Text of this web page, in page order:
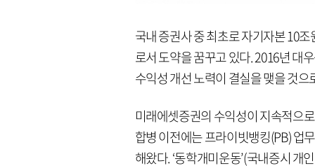
국내 증권사 중 최초로 자기자본 10
로서 도약을 꿈꾸고 있다. 2016년 대
수익성 개선 노력이 결실을 맺을 것으
미래에셋증권의 수익성이 지속적으
합병 이전에는 프라이빗뱅킹(PB) 업
해왔다. ‘동학개미운동’(국내증시